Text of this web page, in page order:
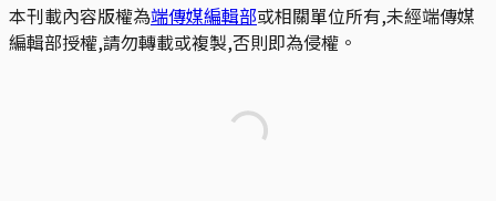
本刊載內容版權為端傳媒編輯部或相關單位所有,未經端傳媒
編輯部授權,請勿轉載或複製,否則即為侵權。